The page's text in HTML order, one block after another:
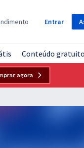
Entrar
Conteúdo gratuito
agora